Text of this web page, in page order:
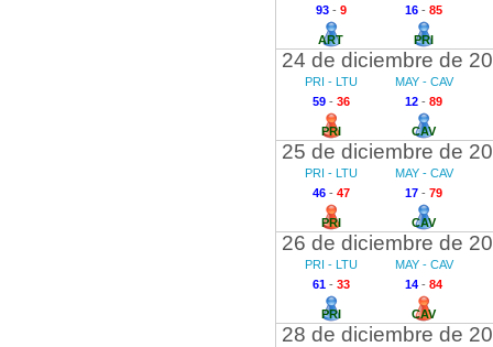
93- 9
ART
16 - 85
PRI
24 de diciembre de
PRI - LTU
59- 36
PRI
MAY - CAV
12 - 89
CAV
25 de diciembre de
PRI - LTU
46- 47
PRI
MAY - CAV
17 - 79
CAV
26 de diciembre de
PRI - LTU
61- 33
PRI
MAY - CAV
14 - 84
CAV
28 de diciembre de